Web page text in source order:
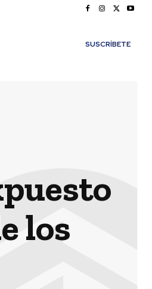
SUSCRÍBETE
los